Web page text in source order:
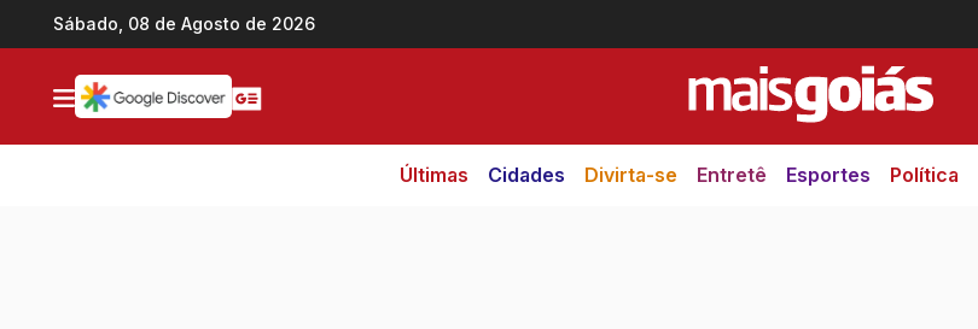
Ir direto pro conteúdo
Sábado, 08 de Agosto de 2026
Últimas Cidades Divirta-se Entretê Esportes Política